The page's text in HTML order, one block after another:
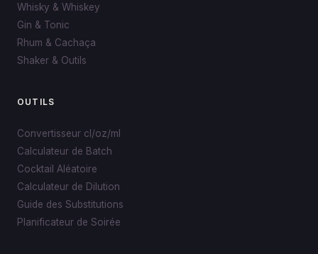
Whisky & Whiskey
Gin & Tonic
Rhum & Cachaça
Shaker & Outils
OUTILS
Convertisseur cl/oz/ml
Calculateur de Batch
Cocktail Aléatoire
Calculateur de Dilution
Guide des Substitutions
Planificateur de Soirée